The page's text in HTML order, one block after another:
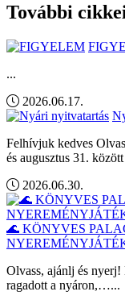
További
...
2026.06.17.
Felhívjuk kedves
és augusztus 31.
2026.06.30.
🌊 KÖNYVES
Olvass, ajánlj és
ragadott a nyáron,…...